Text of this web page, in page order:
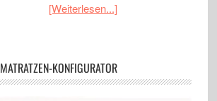
[Weiterlesen...]
MATRATZEN-KONFIGURATOR